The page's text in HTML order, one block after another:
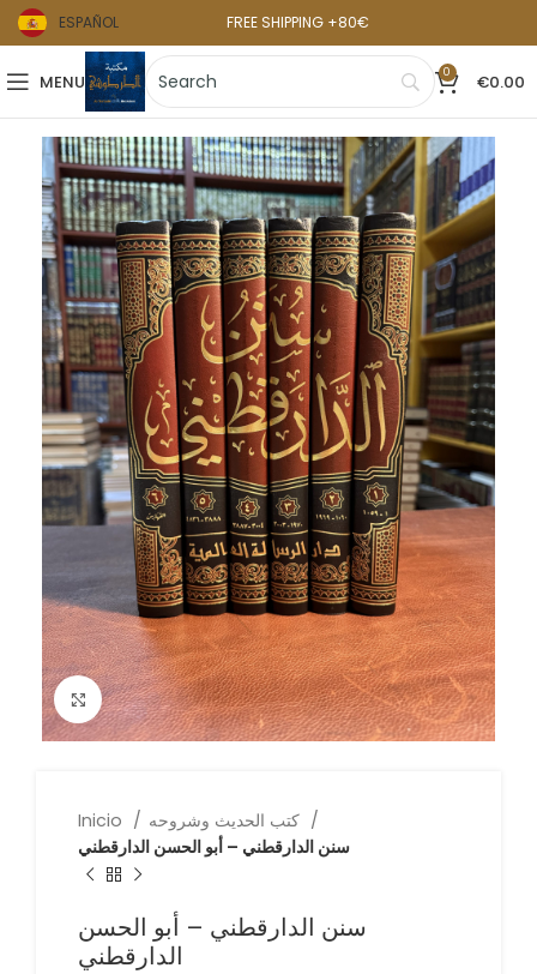
ESPAÑOL FREE SHIPPING +80€
MENU 0 €0.00
Click to enlarge
Inicio
سنن الدارقطني – أبو الحسن الدارقطني
سنن الدارقطني – أبو الحسن
الدارقطني